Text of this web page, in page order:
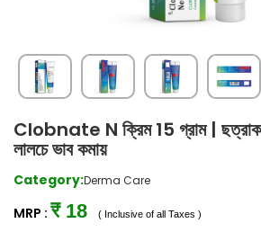
Clobnate N ক্রিম 15 গ্রাম | ছত্রাক
লালচে ভাব কমায়
Category:Derma Care
MRP : ₹ 18 ( Inclusive of all Taxes )